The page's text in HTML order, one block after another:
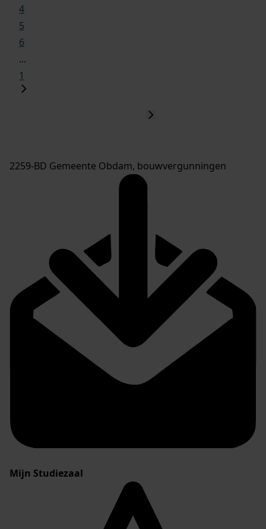
4
5
6
...
1
2259-BD Gemeente Obdam, bouwvergunningen
Mijn Studiezaal